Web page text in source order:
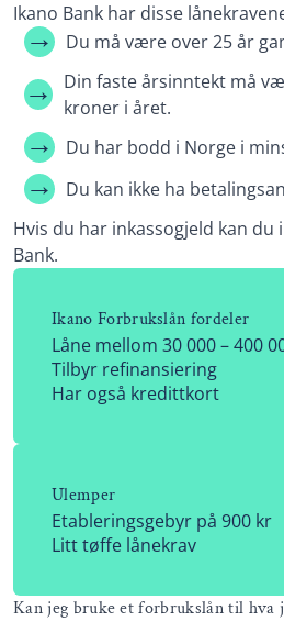
Ikano Bank har disse
Du må være over 25 år
Din faste årsinntekt må
kroner i året.
Du har bodd i Norge i
Du kan ikke ha
Hvis du har inkassogjeld kan du
Bank.
Ikano Forbrukslån fordeler
Låne mellom 30 000 – 400
Tilbyr refinansiering
Har også kredittkort
Ulemper
Etableringsgebyr på 900 kr
Litt tøffe lånekrav
Kan jeg bruke et forbrukslån til hva